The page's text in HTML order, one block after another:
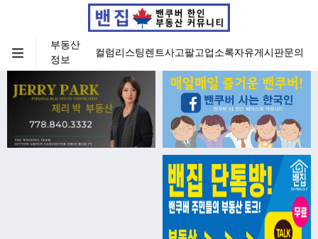
부동산
정보
컬럼리스팅렌트사고팔고업소록자유게시판문의